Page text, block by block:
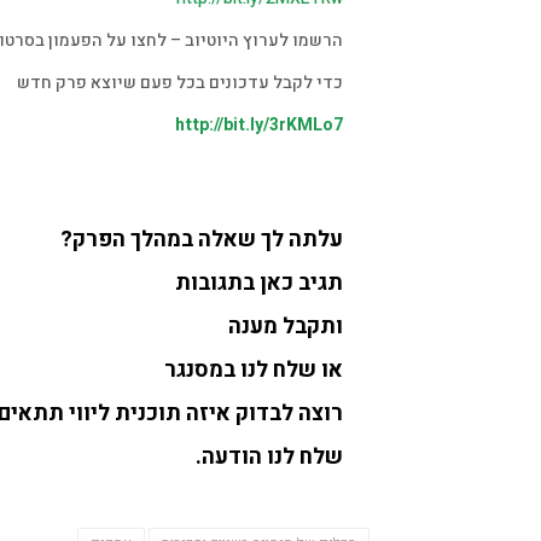
הרשמו לערוץ היוטיוב – לחצו על הפעמון
כדי לקבל עדכונים בכל פעם שיוצא פרק חדש
http://bit.ly/3rKMLo7
עלתה לך שאלה במהלך הפרק?
תגיב כאן בתגובות
ותקבל מענה
או שלח לנו במסנגר
רוצה לבדוק איזה תוכנית ליווי
שלח לנו הודעה.